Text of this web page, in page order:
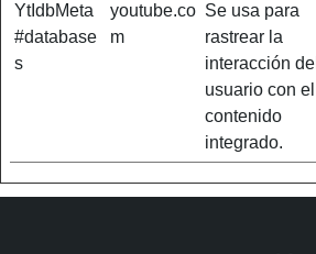
YtIdbMeta
#database
s
youtube.co
m
Se usa para
rastrear la
interacción del
usuario con el
contenido
integrado.